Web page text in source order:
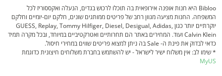
Bibloo היא חנות אופנה אירופאית בה תוכלו לרכוש בגדים, הנעלה ואקססוריז לכל
המשפחה. החנות מציעה מגוון רחב של פריטים ממותגים שונים, חלקם יום-יומיים וחלקם
יוקרתיים יותר כגון GUESS, Replay, Tommy Hilfiger, Diesel, Desigual, Adidas,
Calvin Klein ועוד. המחירים באתר הם תחרותיים ואטרקטיביים במיוחד, ובכל מקרה תמיד
כדאי לבדוק את פינת ה- Sale בה ניתן למצוא פריטים שווים במחירי חיסול.
* שימו לב: אין משלוח ישיר לישראל - יש להשתמש בחברת משלוחים חיצונית כדוגמת
MyUS